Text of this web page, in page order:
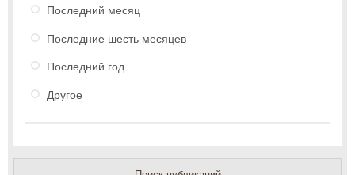
Последний месяц
Последние шесть месяцев
Последний год
Другое